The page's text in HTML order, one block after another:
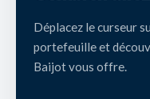
Déplacez le curseur
portefeuille et
Baijot vous offre.